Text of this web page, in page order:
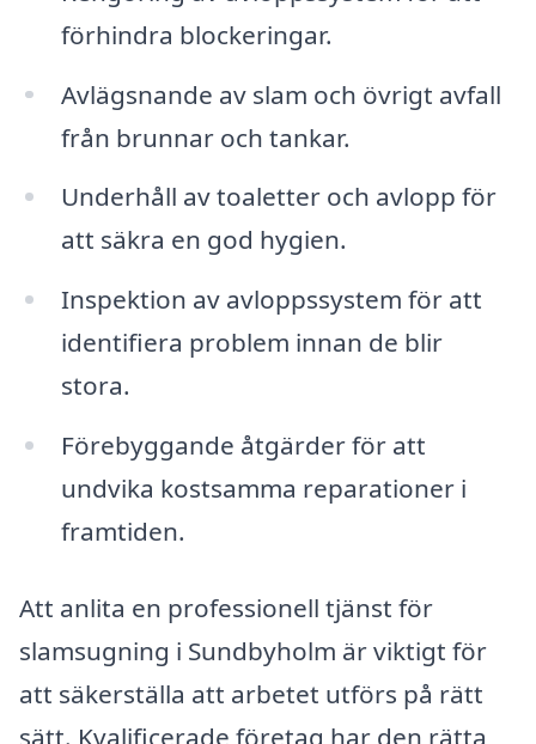
förhindra blockeringar.
Avlägsnande av slam och övrigt avfall
från brunnar och tankar.
Underhåll av toaletter och avlopp för
att säkra en god hygien.
Inspektion av avloppssystem för att
identifiera problem innan de blir
stora.
Förebyggande åtgärder för att
undvika kostsamma reparationer i
framtiden.
Att anlita en professionell tjänst för
slamsugning i Sundbyholm är viktigt för
att säkerställa att arbetet utförs på rätt
sätt. Kvalificerade företag har den rätta